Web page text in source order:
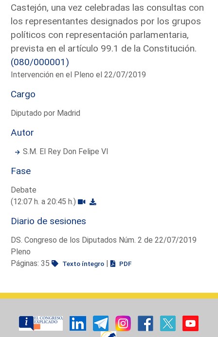
Castejón, una vez celebradas las consultas con
los representantes designados por los grupos
políticos con representación parlamentaria,
prevista en el artículo 99.1 de la Constitución.
(080/000001)
Intervención en el Pleno el 22/07/2019
Cargo
Diputado por Madrid
Autor
S.M. El Rey Don Felipe VI
Fase
Debate
(12:07 h. a 20:45 h.)
Diario de sesiones
DS. Congreso de los Diputados Núm. 2 de 22/07/2019
Pleno
Páginas: 35
Texto íntegro | PDF